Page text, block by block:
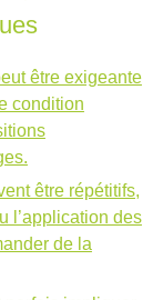
être exigeante
condition
être répétitifs,
l’application des
de la